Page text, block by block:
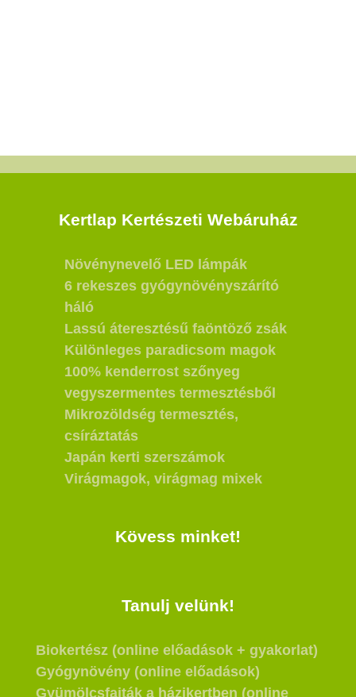
Kertlap Kertészeti Webáruház
Növénynevelő LED lámpák
6 rekeszes gyógynövényszárító
háló
Lassú áteresztésű faöntöző zsák
Különleges paradicsom magok
100% kenderrost szőnyeg
vegyszermentes termesztésből
Mikrozöldség termesztés,
csíráztatás
Japán kerti szerszámok
Virágmagok, virágmag mixek
Kövess minket!
Tanulj velünk!
Biokertész (online előadások + gyakorlat)
Gyógynövény (online előadások)
Gyümölcsfajták a házikertben (online